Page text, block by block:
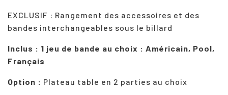
EXCLUSIF : Rangement des accessoires et des
bandes interchangeables sous le billard
Inclus : 1 jeu de bande au choix : Américain, Pool,
Français
Option : Plateau table en 2 parties au choix